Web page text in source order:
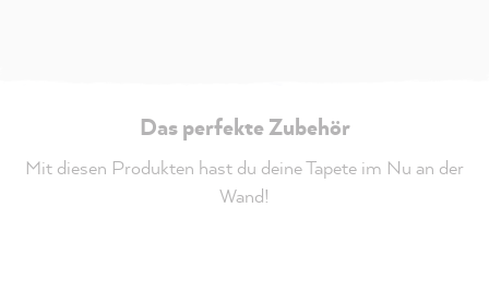
Das perfekte Zubehör
Mit diesen Produkten hast du deine Tapete im Nu an der
Wand!